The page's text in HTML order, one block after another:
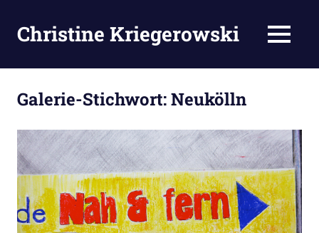
Inhalt
springen
Christine Kriegerowski MENÜ
Galerie-Stichwort:Neukölln